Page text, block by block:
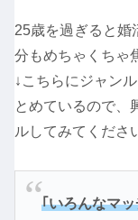
25歳を過ぎると婚
分もめちゃくちゃ
↓こちらにジャン
とめているので、
ルしてみてくださ
｢いろんなマ